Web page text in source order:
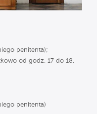
penitenta);
od godz. 17 do 18.
penitenta)